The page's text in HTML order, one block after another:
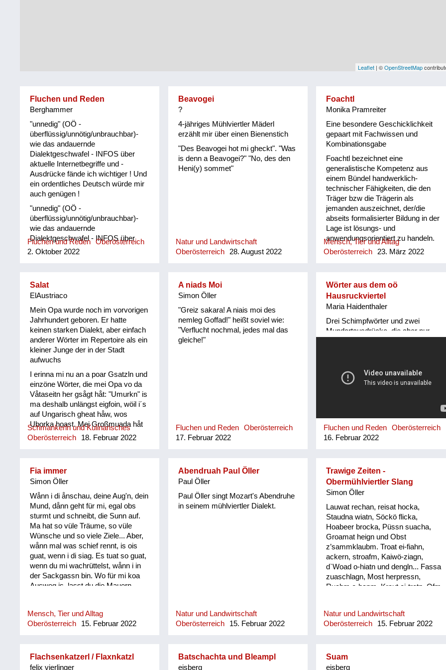
Leaflet | ©OpenStreetMap
Fluchen und Reden
Berghammer
"unnedig" (OÖ -
überflüssig/unnötig/unbrauchbar)-
wie das andauernde
Dialektgeschwafel - INFOS über
aktuelle Internetbegriffe und -
Ausdrücke fände ich wichtiger ! Und
ein ordentliches Deutsch würde mir
auch genügen !
"unnedig" (OÖ -
überflüssig/unnötig/unbrauchbar)-
wie das andauernde
Dialektgeschwafel - INFOS über
aktuelle Internetbegriffe und -
Fluchen und Reden
Oberösterreich
2. Oktober 2022
Beavogei
?
4-jähriges Mühlviertler Mäderl
erzählt mir über einen Bienenstich
"Des Beavogei hot mi gheckt". "Was
is denn a Beavogei?" "No, des den
Heni(y) sommet"
Natur und Landwirtschaft
Oberösterreich
28. August 2022
Foachtl
Monika Pramreiter
Eine besondere Geschicklichkeit
gepaart mit Fachwissen und
Kombinationsgabe
Foachtl bezeichnet eine
generalistische Kompetenz aus
einem Bündel handwerklich-
technischer Fähigkeiten, die den
Träger bzw die Trägerin als
jemanden auszeichnet, der/die
abseits formalisierter Bildung in der
Lage ist lösungs- und
anwendungsorientiert zu handeln.
Foachtl ist in unserer Familie noch
besonders innovativen
Kompetenzen, die aber unter Beweis
gestellt werden mussten.
Mensch, Tier und Alltag
Oberösterreich
23. März 2022
Salat
ElAustriaco
Mein Opa wurde noch im vorvorigen
Jahrhundert geboren. Er hatte
keinen starken Dialekt, aber einfach
anderer Wörter im Repertoire als ein
kleiner Junge der in der Stadt
aufwuchs
I erinna mi nu an a poar Gsatzln und
einzöne Wörter, die mei Opa vo da
Våtaseitn her gsågt håt: "Umurkn" is
ma deshalb unlängst eigfoin, wöil i´s
auf Ungarisch gheat håw, wos
Uborka hoast. Mei Großmuada håt
jewåis im Spätherbst den Andivi
frischen grean Salåt ghåwt håm.
Schmankerln und Kulinarisches
Oberösterreich
18. Februar 2022
A niads Moi
Simon Öller
"Greiz sakara! A niais moi des
nemleg Goffad!" heißt soviel wie:
"Verflucht nochmal, jedes mal das
gleiche!"
Fluchen und Reden
Oberösterreich
17. Februar 2022
Wörter aus dem oö
Hausruckviertel
Maria Haidenthaler
Drei Schimpfwörter und zwei
Mundartausdrücke, die aber nur
Fluchen und Reden
Oberösterreich
16. Februar 2022
Fia immer
Simon Öller
Wånn i di ånschau, deine Aug'n, dein
Mund, dånn geht für mi, egal obs
sturmt und schneibt, die Sunn auf.
Ma hat so vüle Träume, so vüle
Wünsche und so viele Ziele... Aber,
wånn mal was schief rennt, is ois
guat, wenn i di siag. Es tuat so guat,
wenn du mi wachrüttelst, wånn i in
der Sackgassn bin. Wo für mi koa
Ausweg is, lasst du die Mauern
auf und i siag wieder klar, gibst mir
die Kraft, baust mi wieder auf, und di
wånn bei mir wieder mal a Sicherung
durchbrennt, möcht' i zwar net
Mensch, Tier und Alltag
Oberösterreich
15. Februar 2022
Abendruah Paul Öller
Paul Öller
Paul Öller singt Mozart's Abendruhe
in seinem mühlviertler Dialekt.
Natur und Landwirtschaft
Oberösterreich
15. Februar 2022
Trawige Zeiten -
Obermühlviertler Slang
Simon Öller
Lauwat rechan, reisat hocka,
Staudna wiatn, Söckö flicka,
Hoabeer brocka, Püssn suacha,
Groamat heign und Obst
z’sammklaubm. Troat ei-fiahn,
ackern, stroafm, Kaiwö-ziagn,
d`Woad o-hiatn und dengln... Fassa
zuaschlagn, Most herpressn,
Ruabm o-hapm, Kraut ei-tretn, Ofm
Haar schnei´lassn, Mist ausführn, d
´Wiesn odl´n und dengeln. Loatan-
Blunzn mocha, Bandln wewan,
Schwingan z`ein, Kiada geh, Fedan
Natur und Landwirtschaft
Oberösterreich
15. Februar 2022
Flachsenkatzerl / Flaxnkatzl
felix vierlinger
Batschachta und Bleampl
eisberg
Suam
eisberg